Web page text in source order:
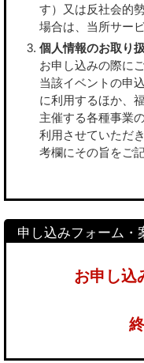
す）又は反社会的
場合は、当所サー
個人情報のお取り
お申し込みの際に
当該イベントの申
に利用するほか、
主催する各種事業
利用させていただ
考欄にその旨をご
お申し込